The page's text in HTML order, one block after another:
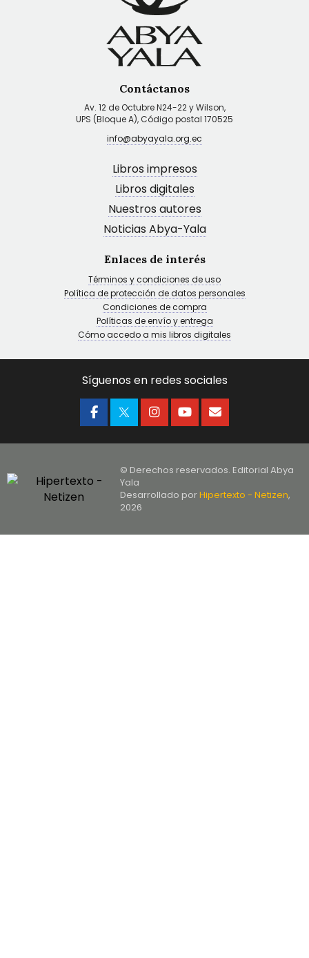
Contáctanos
Av. 12 de Octubre N24-22 y Wilson,
UPS (Bloque A), Código postal 170525
info@abyayala.org.ec
Libros impresos
Libros digitales
Nuestros autores
Noticias Abya-Yala
Enlaces de interés
Términos y condiciones de uso
Política de protección de datos personales
Condiciones de compra
Políticas de envío y entrega
Cómo accedo a mis libros digitales
Síguenos en redes sociales
© Derechos reservados. Editorial Abya
Yala
Desarrollado porHipertexto - Netizen,
2026